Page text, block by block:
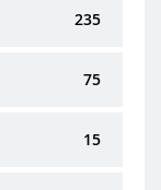
235
75
15